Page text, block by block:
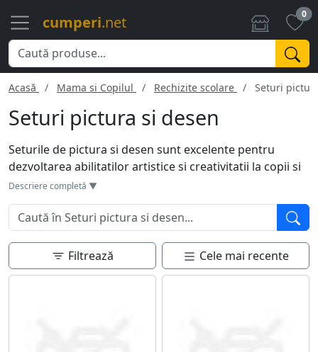
cumperi.net 0
Acasă Mama si Copilul Rechizite scolare Seturi
Seturi pictura si desen
Seturile de pictura si desen sunt excelente pentru
dezvoltarea abilitatilor artistice si creativitatii la copii si
adulti. Acestea includ de obicei culori acrilice, acuarele,
creioane colorate, carioci, pensule si alte accesorii.
Ideale pentru orice nivel de experienta, de la incepatori
la avansati. Furnizeaza tot ce este necesar pentru a crea
opere de arta, de la schite la picturi complexe. Sunt
perfecte pentru scoala, acasa sau chiar ca hobby,
Descriere completă ▼
Filtrează Cele mai recente